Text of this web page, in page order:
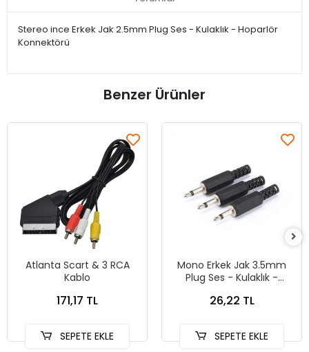
Stereo ince Erkek Jak 2.5mm Plug Ses - Kulaklık - Hoparlör
Konnektörü
Benzer Ürünler
Atlanta Scart & 3 RCA
Kablo
171,17 TL
SEPETE EKLE
Mono Erkek Jak 3.5mm
Plug Ses - Kulaklık -
26,22 TL
SEPETE EKLE